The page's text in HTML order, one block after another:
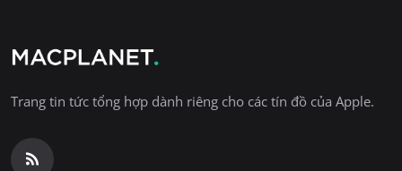
Trang tin tức tổng hợp dành riêng cho các tín đồ của Apple.